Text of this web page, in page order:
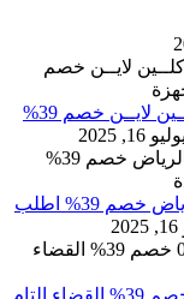
شركة تنظيف بالرياض 0556501701 كلــين لايــن خصم 39%
يوليو 16, 2025
افضل شركة كشف تسربات المياه بالرياض خصم 39% اطلب
مكافحة حشرات بالرياض 055650170 خصم 39% القضاء التام